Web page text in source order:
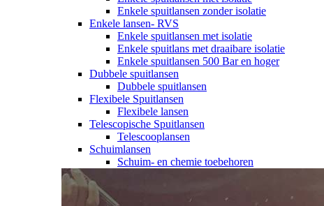
Enkele spuitlansen zonder isolatie
Enkele lansen- RVS
Enkele spuitlansen met isolatie
Enkele spuitlans met draaibare isolatie
Enkele spuitlansen 500 Bar en hoger
Dubbele spuitlansen
Dubbele spuitlansen
Flexibele Spuitlansen
Flexibele lansen
Telescopische Spuitlansen
Telescooplansen
Schuimlansen
Schuim- en chemie toebehoren